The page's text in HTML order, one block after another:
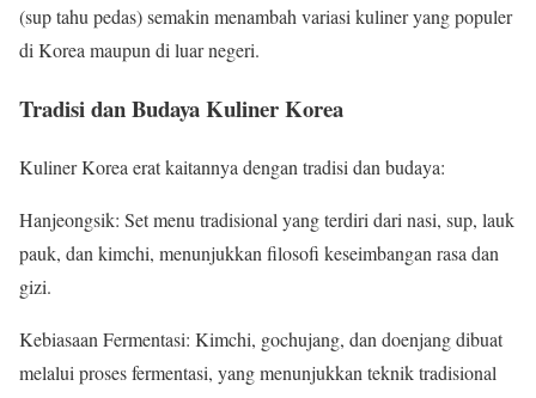
(sup tahu pedas) semakin menambah variasi kuliner yang populer
di Korea maupun di luar negeri.
Tradisi dan Budaya Kuliner Korea
Kuliner Korea erat kaitannya dengan tradisi dan budaya:
Hanjeongsik: Set menu tradisional yang terdiri dari nasi, sup, lauk
pauk, dan kimchi, menunjukkan filosofi keseimbangan rasa dan
gizi.
Kebiasaan Fermentasi: Kimchi, gochujang, dan doenjang dibuat
melalui proses fermentasi, yang menunjukkan teknik tradisional